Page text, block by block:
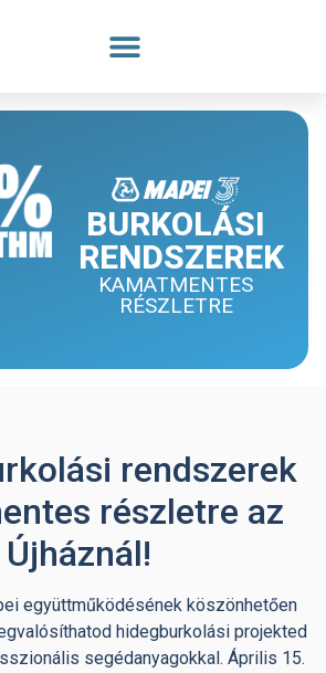
BURKOLÁSI
RENDSZEREK
KAMATMENTES
RÉSZLETRE
rendszerek
részletre az
Újháznál!
együttműködésének köszönhetően
hidegburkolási projekted
segédanyagokkal. Április 15.